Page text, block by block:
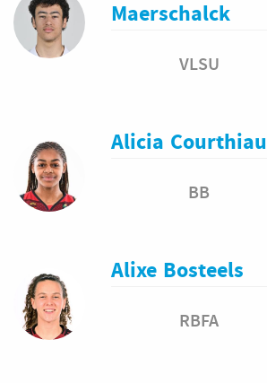
Maerschalck
VLSU
Alicia Courthiau
BB
Alixe Bosteels
RBFA